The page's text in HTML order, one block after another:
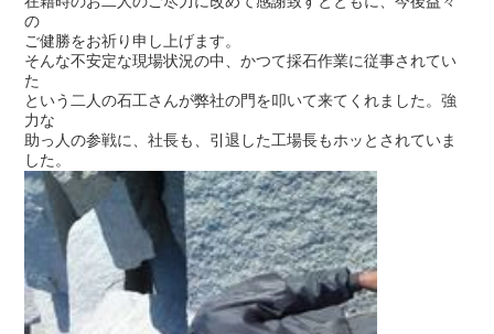
の
ご健勝をお祈り申し上げます。
そんな不安定な現場状況の中、かつて採石作業に従事されてい
た
という二人の石工さんが弊社の門を叩いて来てくれました。強
力な
助っ人の参戦に、社長も、引退した工場長もホッとされていま
した。